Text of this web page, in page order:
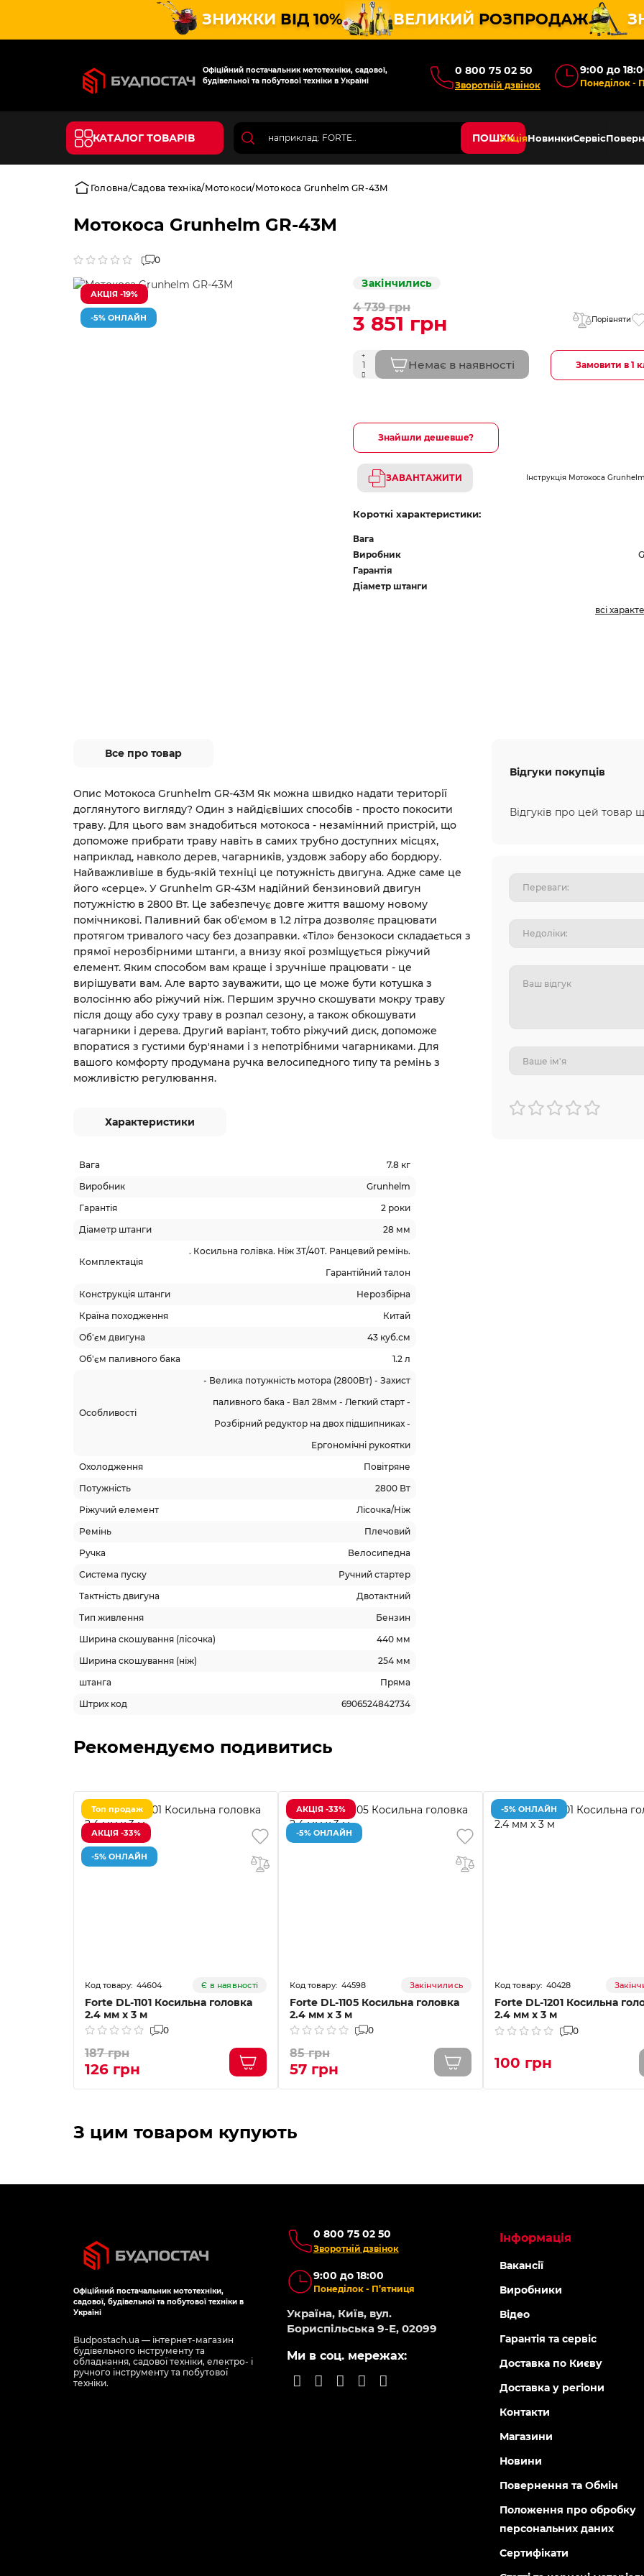
ЗНИЖКИ ВІД 10% ВЕЛИКИЙ РОЗПРОДАЖ
Офіційний постачальник мототехніки, садової,
будівельної та побутової техніки в Україні
0 800 75 02 50
Зворотній дзвінок
9:00 до
Понеділок -
КАТАЛОГ ТОВАРІВ ПОШУКАкціяНовинкиСервіс
Головна Садова техніка Мотокоси Мотокоса Grunhelm GR-43M
Мотокоса Grunhelm GR-43M
0
АКЦІЯ -19%
-5% ОНЛАЙН
Закінчились
4 739 грн
3 851 грн Порівняти
Немає в наявності Замовити в 1
Знайшли дешевше?
ЗАВАНТАЖИТИ Інструкція Мотокоса
Короткі характеристики:
Вага
Виробник
Гарантія
Діаметр штанги
всі
Все про товар
Опис Мотокоса Grunhelm GR-43M Як можна швидко надати території
доглянутого вигляду? Один з найдієвіших способів - просто покосити
траву. Для цього вам знадобиться мотокоса - незамінний пристрій, що
допоможе прибрати траву навіть в самих трубно доступних місцях,
наприклад, навколо дерев, чагарників, уздовж забору або бордюру.
Найважливіше в будь-якій техніці це потужність двигуна. Адже саме це
його «серце». У Grunhelm GR-43M надійний бензиновий двигун
потужністю в 2800 Вт. Це забезпечує довге життя вашому новому
помічникові. Паливний бак об'ємом в 1.2 літра дозволяє працювати
протягом тривалого часу без дозаправки. «Тіло» бензокоси складається з
прямої нерозбірними штанги, а внизу якої розміщується ріжучий
елемент. Яким способом вам краще і зручніше працювати - це
вирішувати вам. Але варто зауважити, що це може бути котушка з
волосінню або ріжучий ніж. Першим зручно скошувати мокру траву
після дощу або суху траву в розпал сезону, а також обкошувати
чагарники і дерева. Другий варіант, тобто ріжучий диск, допоможе
впоратися з густими бур'янами і з непотрібними чагарниками. Для
вашого комфорту продумана ручка велосипедного типу та ремінь з
можливістю регулювання.
Характеристики
Вага
7.8 кг
Виробник
Grunhelm
Гарантія
2 роки
Діаметр штанги
28 мм
Комплектація
. Косильна голівка. Ніж 3Т/40Т. Ранцевий ремінь.
Гарантійний талон
Конструкція штанги
Нерозбірна
Країна походження
Китай
Об'єм двигуна
43 куб.см
Об'єм паливного бака
1.2 л
Особливості
- Велика потужність мотора (2800Вт) - Захист
паливного бака - Вал 28мм - Легкий старт -
Розбірний редуктор на двох підшипниках -
Ергономічні рукоятки
Охолодження
Повітряне
Потужність
2800 Вт
Ріжучий елемент
Лісочка/Ніж
Ремінь
Плечовий
Ручка
Велосипедна
Система пуску
Ручний стартер
Тактність двигуна
Двотактний
Тип живлення
Бензин
Ширина скошування (лісочка)
440 мм
Ширина скошування (ніж)
254 мм
штанга
Пряма
Штрих код
6906524842734
Відгуки покупців
Відгуків про цей товар
Рекомендуємо подивитись
Топ продаж
АКЦІЯ -33%
-5% ОНЛАЙН
44604 Є в наявності
Forte DL-1101 Косильна головка
2.4 мм х 3 м
0
187 грн
126 грн
АКЦІЯ -33%
-5% ОНЛАЙН
44598 Закінчились
Forte DL-1105 Косильна головка
2.4 мм х 3 м
0
85 грн
57 грн
-5% ОНЛАЙН
40428
Forte DL-1201 Косильна
2.4 мм х 3 м
0
100 грн
З цим товаром купують
Офіційний постачальник мототехніки,
садової, будівельної та побутової техніки в
Україні
Budpostach.ua — інтернет-магазин
будівельного інструменту та
обладнання, садової техніки, електро- і
ручного інструменту та побутової
техніки.
0 800 75 02 50
Зворотній дзвінок
9:00 до 18:00
Понеділок - П’ятниця
Україна, Київ, вул.
Бориспільська 9-Е, 02099
Ми в соц. мережах:
Інформація
Вакансії
Виробники
Відео
Гарантія та сервіс
Доставка по Києву
Доставка у регіони
Контакти
Магазини
Новини
Повернення та Обмін
Положення про обробку
персональних даних
Сертифікати